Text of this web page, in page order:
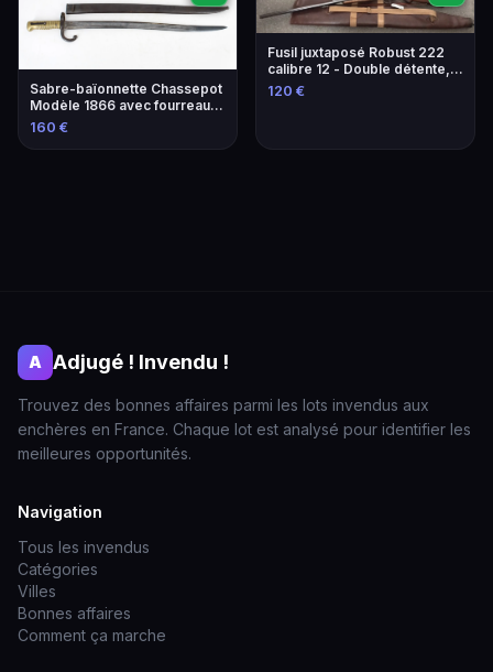
Sabre-baïonnette Chassepot
Modèle 1866 avec fourreau -
Manufacture d'armes de Saint
160 €
Fusil juxtaposé Robust 222
calibre 12 - Double détente,
canon lisse 76cm
120 €
A Adjugé ! Invendu !
Trouvez des bonnes affaires parmi les lots invendus aux
enchères en France. Chaque lot est analysé pour identifier les
meilleures opportunités.
Navigation
Tous les invendus
Catégories
Villes
Bonnes affaires
Comment ça marche